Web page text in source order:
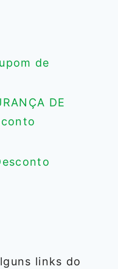
de
DE
links do